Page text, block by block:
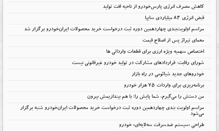
کاهش مصرف انرژی پارس‌خودرو از ناحیه افت تولید
قبض انرژی ۸۴ میلیاردی سایپا
مراسم اولویت‌بندی چهاردهمین دوره ثبت درخواست خرید محصولات ایران‌خودرو برگزار شد
معمای تیراژ پس از اصلاح قیمت
اختصاص سهمیه ویژه ارزی برای قطعات وارداتی ها
شورای رقابت: قراردادهای مشارکت در تولید خودرو غیرقانونی نیست
خودروهای جدید شیائومی در راه بازار
برنامه‌ریزی برای واردات ۷۵ هزار خودرو
من دستش را می‌گیرم، شما پایش را؛ با هم بیندازیمش بیرون
مراسم اولویت بندی چهاردهمین دوره ثبت درخواست خرید محصولات ایران‌خودرو شنبه برگزار
می‌شود
طراحی «سیستم ضدسرقت سه‌لایه‌ای» خودرو